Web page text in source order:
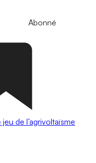
Abonné
de l’agrivoltaïsme